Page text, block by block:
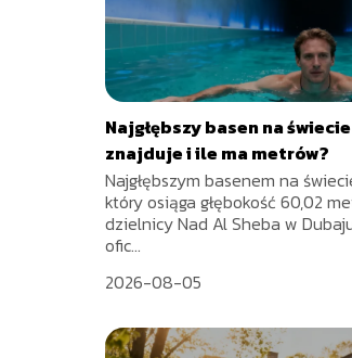
Najgłębszy basen na
znajduje i ile ma metrów?
Najgłębszym basenem na
który osiąga głębokość 60,02
dzielnicy Nad Al Sheba w
ofic...
2026-08-05